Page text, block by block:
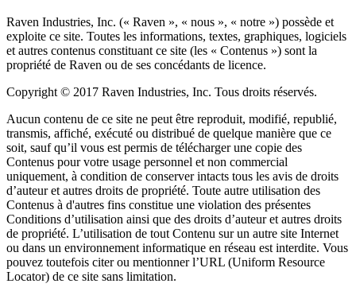
Raven Industries, Inc. (« Raven », « nous », « notre ») possède et
exploite ce site. Toutes les informations, textes, graphiques, logiciels
et autres contenus constituant ce site (les « Contenus ») sont la
propriété de Raven ou de ses concédants de licence.
Copyright © 2017 Raven Industries, Inc. Tous droits réservés.
Aucun contenu de ce site ne peut être reproduit, modifié, republié,
transmis, affiché, exécuté ou distribué de quelque manière que ce
soit, sauf qu’il vous est permis de télécharger une copie des
Contenus pour votre usage personnel et non commercial
uniquement, à condition de conserver intacts tous les avis de droits
d’auteur et autres droits de propriété. Toute autre utilisation des
Contenus à d'autres fins constitue une violation des présentes
Conditions d’utilisation ainsi que des droits d’auteur et autres droits
de propriété. L’utilisation de tout Contenu sur un autre site Internet
ou dans un environnement informatique en réseau est interdite. Vous
pouvez toutefois citer ou mentionner l’URL (Uniform Resource
Locator) de ce site sans limitation.